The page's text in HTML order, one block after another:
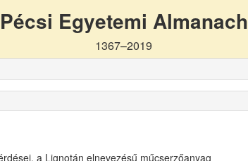
Pécsi Egyetemi Almanach
1367–2019
a Lignotán elnevezésű műcserzőanyag